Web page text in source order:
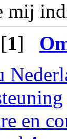
mij
1]
en